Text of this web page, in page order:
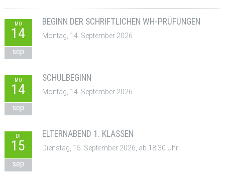
MO
14
sep
BEGINN DER SCHRIFTLICHEN WH-PRÜFUNGEN
Montag, 14. September 2026
MO
14
sep
SCHULBEGINN
Montag, 14. September 2026
DI
15
sep
ELTERNABEND 1. KLASSEN
Dienstag, 15. September 2026, ab 18:30 Uhr